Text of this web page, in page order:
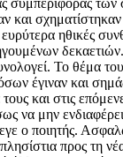
συμπεριφοράς
και σχηματίστηκαν
ευρύτερα ηθικές
Το θέμα
έγιναν και
και στις
να μην
ο ποιητής.
προς τη νέα